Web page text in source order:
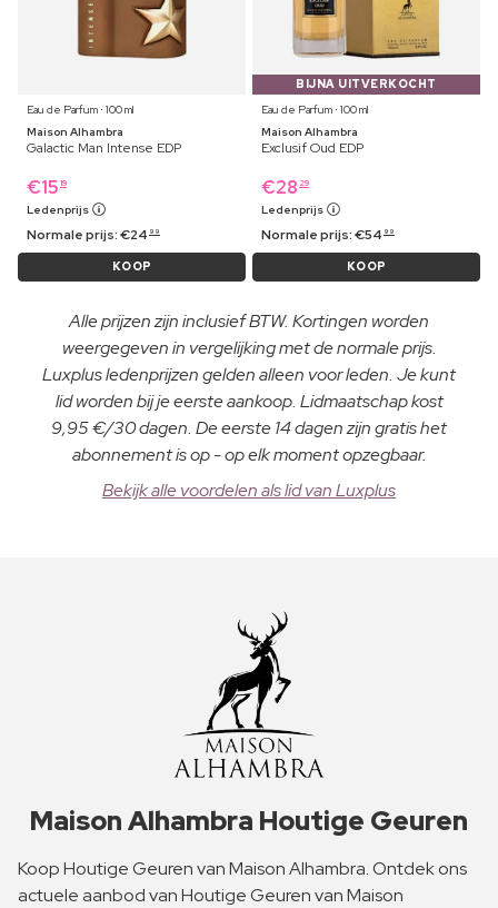
Eau de Parfum ⋅ 100 ml
Maison Alhambra
Galactic Man Intense EDP
€15 19
Ledenprijs
Normale prijs:€24 99
KOOP
BIJNA UITVERKOCHT
Eau de Parfum ⋅ 100 ml
Maison Alhambra
Exclusif Oud EDP
€28 29
Ledenprijs
Normale prijs:€54 99
KOOP
Alle prijzen zijn inclusief BTW. Kortingen worden
weergegeven in vergelijking met de normale prijs.
Luxplus ledenprijzen gelden alleen voor leden. Je kunt
lid worden bij je eerste aankoop. Lidmaatschap kost
9,95 €/30 dagen. De eerste 14 dagen zijn gratis het
abonnement is op - op elk moment opzegbaar.
Bekijk alle voordelen als lid van Luxplus
Maison Alhambra Houtige Geuren
Koop Houtige Geuren van Maison Alhambra. Ontdek ons
actuele aanbod van Houtige Geuren van Maison